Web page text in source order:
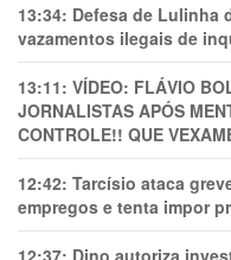
13:34: Defesa de Lulinha
vazamentos ilegais de
13:11: VÍDEO: FLÁVIO
JORNALISTAS APÓS
CONTROLE!! QUE
12:42: Tarcísio ataca
empregos e tenta impor
12:37: Dino autoriza